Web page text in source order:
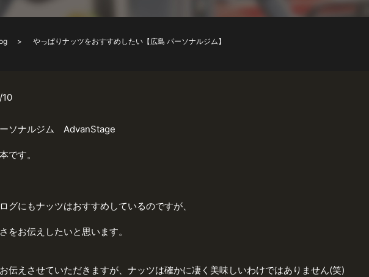
やっぱりナッツをおすすめしたい【広島 パーソナルジム】
ソナルジム AdvanStage
です。
グにもナッツはおすすめしているのですが、
をお伝えしたいと思います。
伝えさせていただきますが、ナッツは確かに凄く美味しいわけではありません(笑)